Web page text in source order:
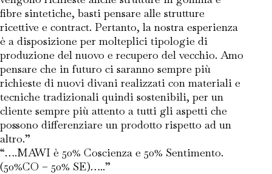
fibre sintetiche, basti pensare alle strutture
ricettive e contract. Pertanto, la nostra esperienza
è a disposizione per molteplici tipologie di
produzione del nuovo e recupero del vecchio. Amo
pensare che in futuro ci saranno sempre più
richieste di nuovi divani realizzati con materiali e
tecniche tradizionali quindi sostenibili, per un
cliente sempre più attento a tutti gli aspetti che
possono differenziare un prodotto rispetto ad un
altro.”
“….MAWI è 50% Coscienza e 50% Sentimento.
(50%CO – 50% SE)…..”